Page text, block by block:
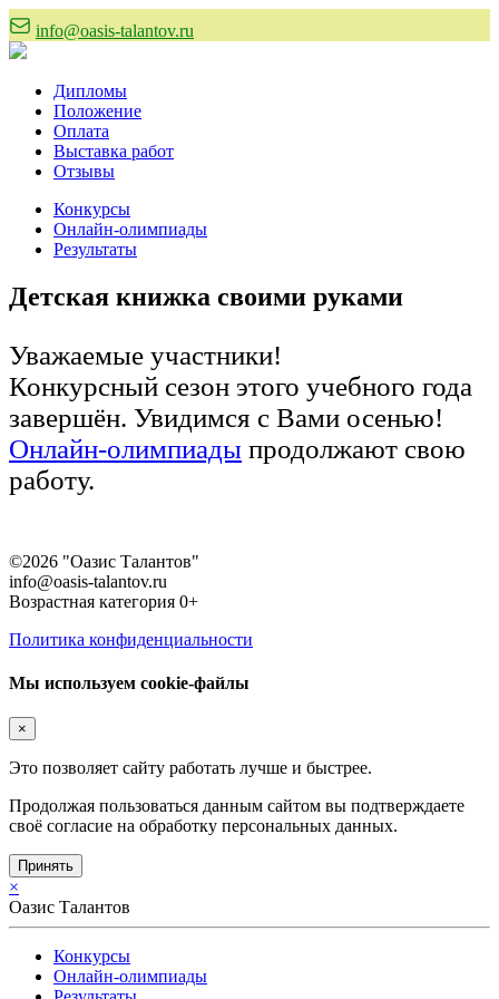
info@oasis-talantov.ru
Дипломы
Положение
Оплата
Выставка работ
Отзывы
Конкурсы
Онлайн-олимпиады
Результаты
Детская книжка своими руками
Уважаемые участники!
Конкурсный сезон этого учебного года
завершён. Увидимся с Вами осенью!
Онлайн-олимпиады продолжают свою
работу.
©2026 "Оазис Талантов"
info@oasis-talantov.ru
Возрастная категория 0+
Политика конфиденциальности
Мы используем cookie-файлы
×
Это позволяет сайту работать лучше и быстрее.
Продолжая пользоваться данным сайтом вы подтверждаете
своё согласие на обработку персональных данных.
Принять
×
Оазис Талантов
Конкурсы
Онлайн-олимпиады